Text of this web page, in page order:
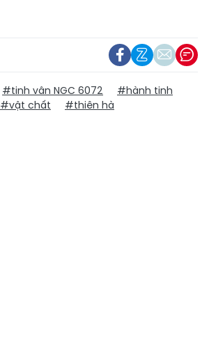
#tinh vân NGC 6072
#hành tinh
#vật chất #thiên hà